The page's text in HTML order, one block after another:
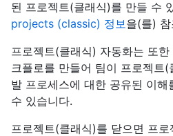
된 프로젝트(클래식)를 만들 수
projects (classic) 정보을(를)
프로젝트(클래식) 자동화는 또
크플로를 만들어 팀이 프로젝트
발 프로세스에 대한 공유된 이
수 있습니다.
프로젝트(클래식)를 닫으면 프